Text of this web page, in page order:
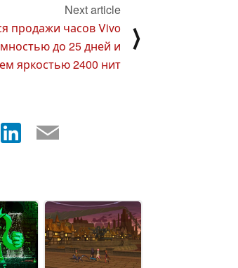
Next article
продажи часов Vivo
до 25 дней и
яркостью 2400 нит
⟩